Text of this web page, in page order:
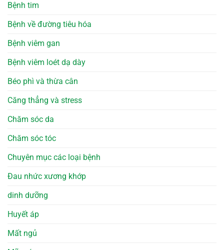
Bệnh tim
Bệnh về đường tiêu hóa
Bệnh viêm gan
Bệnh viêm loét dạ dày
Béo phì và thừa cân
Căng thẳng và stress
Chăm sóc da
Chăm sóc tóc
Chuyên mục các loại bệnh
Đau nhức xương khớp
dinh dưỡng
Huyết áp
Mất ngủ